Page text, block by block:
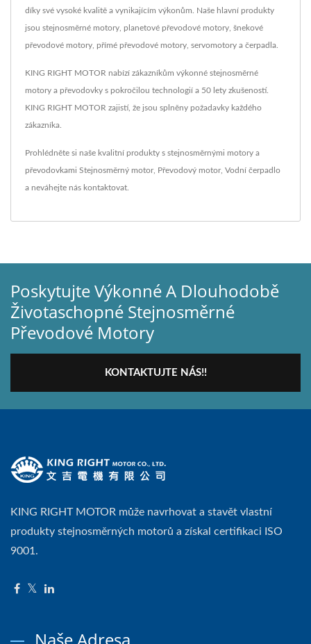
díky své vysoké kvalitě a vynikajícím výkonům. Naše hlavní produkty
jsou stejnosměrné motory, planetové převodové motory, šnekové
převodové motory, přímé převodové motory, servomotory a čerpadla.
KING RIGHT MOTOR nabízí zákazníkům výkonné stejnosměrné
motory a převodovky s pokročilou technologií a 50 lety zkušeností.
KING RIGHT MOTOR zajistí, že jsou splněny požadavky každého
zákazníka.
Prohlédněte si naše kvalitní produkty s stejnosměrnými motory a
převodovkami Stejnosměrný motor, Převodový motor, Vodní čerpadlo
a neváhejte nás kontaktovat
Poskytujte Výkonné A Dlouhodobě
Životaschopné Stejnosměrné
Převodové Motory
KONTAKTUJTE NÁS!!
KING RIGHT MOTOR může navrhovat a stavět vlastní
produkty stejnosměrných motorů a získal certifikaci ISO
9001.
Naše Adresa